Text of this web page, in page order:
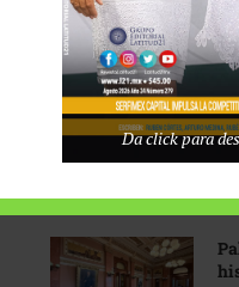
1
31
Da click para